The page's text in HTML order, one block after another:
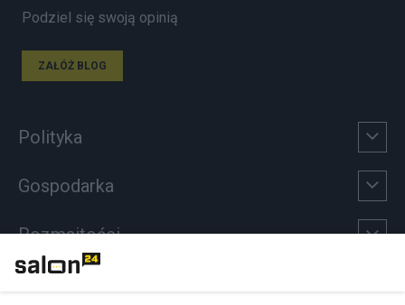
Podziel się swoją opinią
ZAŁÓŻ BLOG
Polityka
Gospodarka
Rozmaitości